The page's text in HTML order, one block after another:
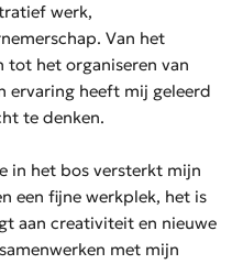
werk,
Van het
tot het organiseren van
ervaring heeft mij geleerd
te denken.
in het bos versterkt mijn
een fijne werkplek, het is
aan creativiteit en nieuwe
met mijn